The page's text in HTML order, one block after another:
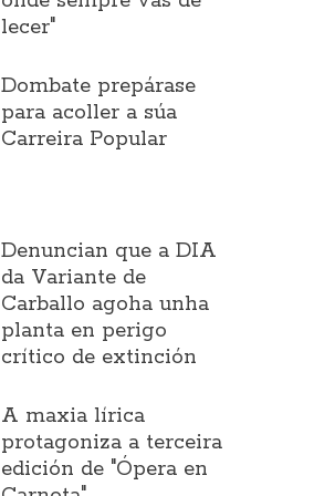
lecer"
Dombate prepárase
para acoller a súa
Carreira Popular
Denuncian que a DIA
da Variante de
Carballo agoha unha
planta en perigo
crítico de extinción
A maxia lírica
protagoniza a terceira
edición de "Ópera en